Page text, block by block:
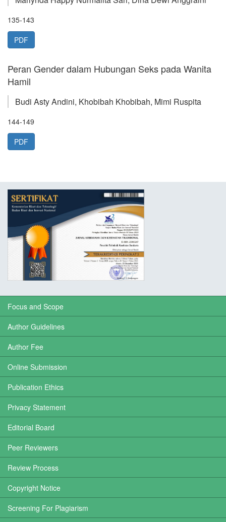
135-143
PDF
Peran Gender dalam Hubungan Seks pada Wanita
Hamil
Budi Asty Andini, Khobibah Khobibah, Mimi Ruspita
144-149
PDF
Focus and Scope
Author Guidelines
Author Fee
Online Submission
Publication Ethics
Privacy Statement
Editorial Board
Peer Reviewers
Review Process
Copyright Notice
Screening For Plagiarism